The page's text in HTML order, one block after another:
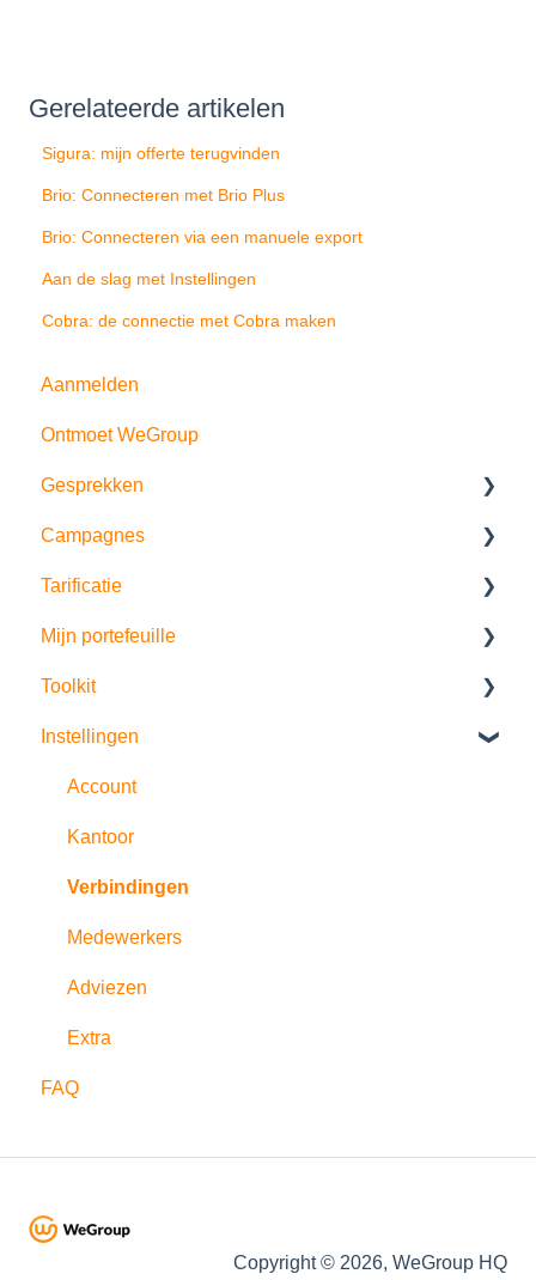
Gerelateerde artikelen
Sigura: mijn offerte terugvinden
Brio: Connecteren met Brio Plus
Brio: Connecteren via een manuele export
Aan de slag met Instellingen
Cobra: de connectie met Cobra maken
Aanmelden
Ontmoet WeGroup
Gesprekken
Verkoopgesprek
Risico- en behoefte analyse
Bedrijfsscan
Historiek
Campagnes
Prospectie
Klantopvolging
Portefeuillegroei
Tarificatie
Extra specificaties
Mijn portefeuille
Partijen
Offertes
Adviesrapporten
Toolkit
Artificiële intelligentie
Opzoekingen
Documenten opstellen
Partners
Instellingen
Account
Kantoor
Verbindingen
Medewerkers
Adviezen
Extra
FAQ
Copyright © 2026, WeGroup HQ